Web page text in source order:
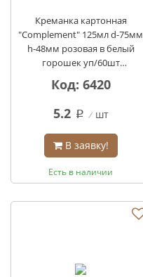
Креманка картонная
"Complement" 125мл d-75мм
h-48мм розовая в белый
горошек уп/60шт
Код: 6420
5.2 q шт
В заявку!
Есть в наличии